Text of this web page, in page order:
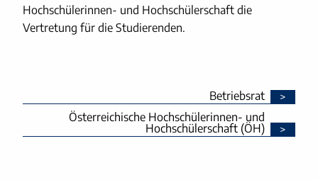
Hochschülerinnen- und Hochschülerschaft die
Vertretung für die Studierenden.
Betriebsrat
Österreichische Hochschülerinnen- und
Hochschülerschaft (ÖH)